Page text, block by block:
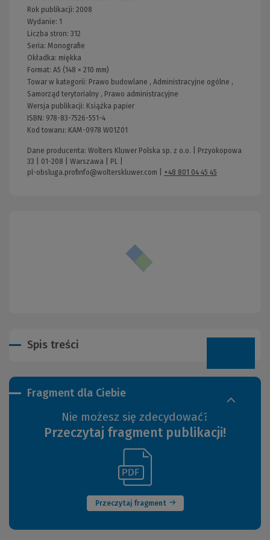
Fragment dla Ciebie
Nie możesz się zdecydować?
Przeczytaj fragment publikacji!
Przeczytaj fragment
(Nowe
okno)
innej
Rok publikacji: 2008
Wydanie: 1
Liczba stron: 312
Seria: Monografie
Okładka: miękka
Format: A5 (148 × 210 mm)
Towar w kategorii: Prawo budowlane , Administracyjne ogólne ,
Samorząd terytorialny , Prawo administracyjne
Wersja publikacji: Książka papier
ISBN: 978-83-7526-551-4
Kod towaru: KAM-0978 W01Z01
Dane producenta: Wolters Kluwer Polska sp. z o.o. | Przyokopowa
33 | 01-208 | Warszawa | PL |
pl-obsluga.profinfo@wolterskluwer.com
+48 801 04 45 45
Spis treści